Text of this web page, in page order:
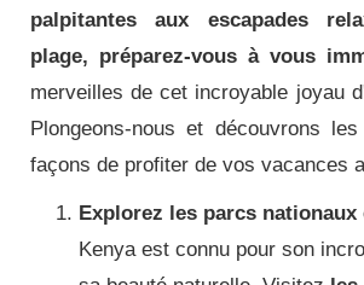
palpitantes aux escapades
plage, préparez-vous à vous
merveilles de cet incroyable joyau
Plongeons-nous et découvrons
façons de profiter de vos vacances
Explorez les parcs nationaux
Kenya est connu pour son